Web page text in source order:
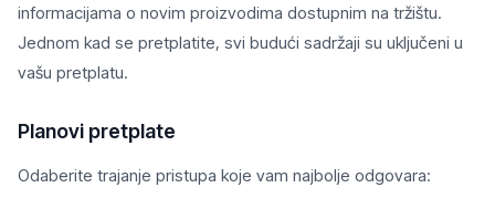
informacijama o novim proizvodima dostupnim na tržištu.
Jednom kad se pretplatite, svi budući sadržaji su uključeni u
vašu pretplatu.
Planovi pretplate
Odaberite trajanje pristupa koje vam najbolje odgovara: